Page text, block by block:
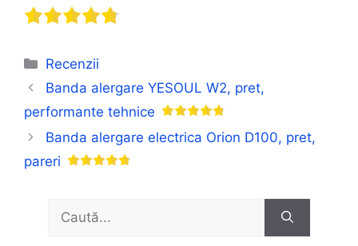
Categorii
Recenzii
Banda alergare YESOUL W2, pret,
performante tehnice
Banda alergare electrica Orion D100, pret,
pareri
după: